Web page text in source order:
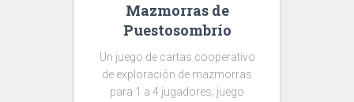
Mazmorras de
Puestosombrío
Un juego de cartas cooperativo
de exploración de mazmorras
para 1 a 4 jugadores; juego